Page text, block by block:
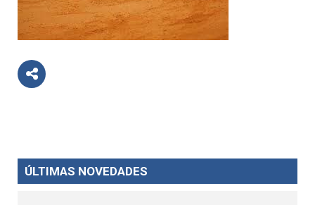
ÚLTIMAS NOVEDADES